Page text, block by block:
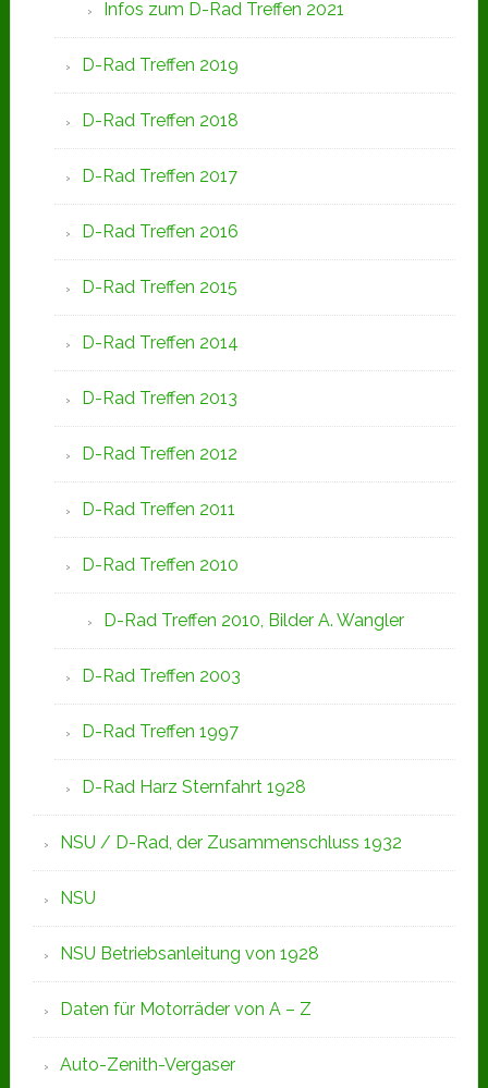
Infos zum D-Rad Treffen 2021
D-Rad Treffen 2019
D-Rad Treffen 2018
D-Rad Treffen 2017
D-Rad Treffen 2016
D-Rad Treffen 2015
D-Rad Treffen 2014
D-Rad Treffen 2013
D-Rad Treffen 2012
D-Rad Treffen 2011
D-Rad Treffen 2010
D-Rad Treffen 2010, Bilder A. Wangler
D-Rad Treffen 2003
D-Rad Treffen 1997
D-Rad Harz Sternfahrt 1928
NSU / D-Rad, der Zusammenschluss 1932
NSU
NSU Betriebsanleitung von 1928
Daten für Motorräder von A – Z
Auto-Zenith-Vergaser